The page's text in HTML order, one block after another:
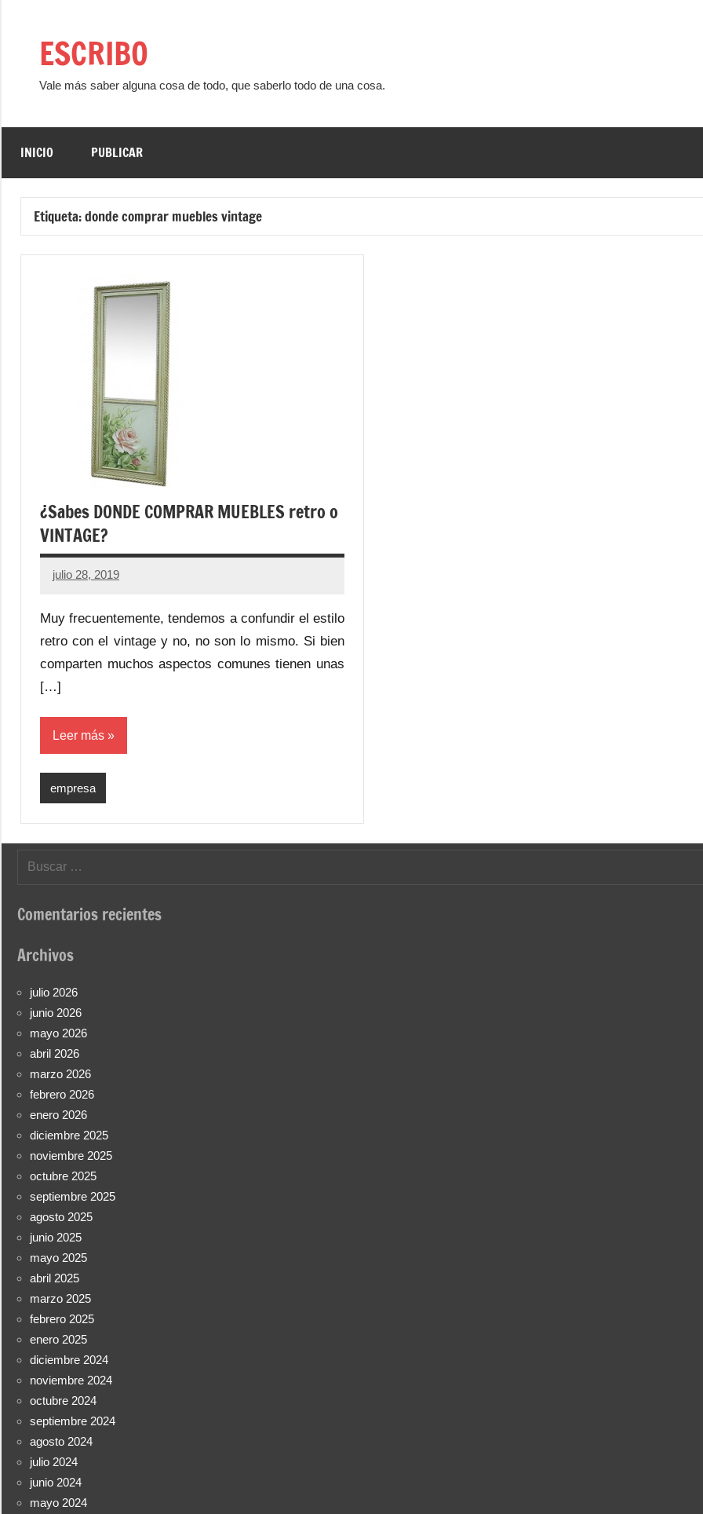
contenidoESCRIBO
Vale más saber alguna cosa de todo, que saberlo todo de una cosa.
INICIO PUBLICAR
Etiqueta:donde comprar muebles vintage
¿Sabes DONDE COMPRAR MUEBLES retro o
VINTAGE?
julio 28, 2019
Muy frecuentemente, tendemos a confundir el estilo
retro con el vintage y no, no son lo mismo. Si bien
comparten muchos aspectos comunes tienen unas
[…]
Leer más
empresa
Buscar:
Comentarios recientes
Archivos
julio 2026
junio 2026
mayo 2026
abril 2026
marzo 2026
febrero 2026
enero 2026
diciembre 2025
noviembre 2025
octubre 2025
septiembre 2025
agosto 2025
junio 2025
mayo 2025
abril 2025
marzo 2025
febrero 2025
enero 2025
diciembre 2024
noviembre 2024
octubre 2024
septiembre 2024
agosto 2024
julio 2024
junio 2024
mayo 2024